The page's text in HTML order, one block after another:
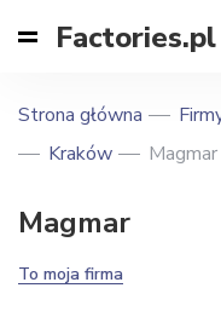
Factories.pl
Strona główna
Kraków
Magmar
Magmar
To moja firma